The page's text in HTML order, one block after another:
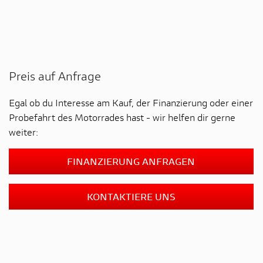
Preis auf Anfrage
Egal ob du Interesse am Kauf, der Finanzierung oder einer
Probefahrt des Motorrades hast - wir helfen dir gerne
weiter:
FINANZIERUNG ANFRAGEN
KONTAKTIERE UNS